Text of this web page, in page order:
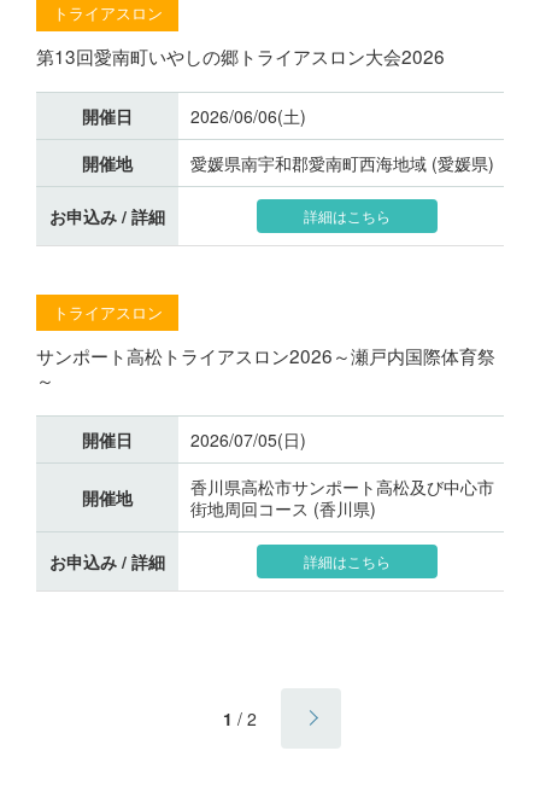
トライアスロン
第13回愛南町いやしの郷トライアスロン大会2026
開催日
2026/06/06(土)
開催地
愛媛県南宇和郡愛南町西海地域 (愛媛県)
お申込み / 詳細 詳細はこちら
トライアスロン
サンポート高松トライアスロン2026～瀬戸内国際体育祭
～
開催日 2026/07/05(日)
開催地
香川県高松市サンポート高松及び中心市
街地周回コース (香川県)
お申込み / 詳細 詳細はこちら
1 / 2